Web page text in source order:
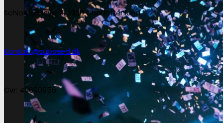
Schioldannsvej 3, 2920 Charlottenlund
Kontakt@subseed.dk
Cvr: 40690956